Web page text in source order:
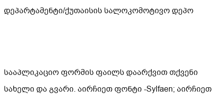
დეპარტამენტი/ქუთაისის სალოკომოტივო დეპო
სააპლიკაციო ფორმის ფაილს დაარქვით თქვენი
სახელი და გვარი. აირჩიეთ ფონტი -Sylfaen; აირჩიეთ